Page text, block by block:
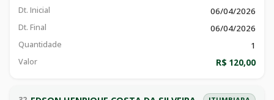
Dt. Inicial 06/04/2026
Dt. Final 06/04/2026
Quantidade 1
Valor R$ 120,00